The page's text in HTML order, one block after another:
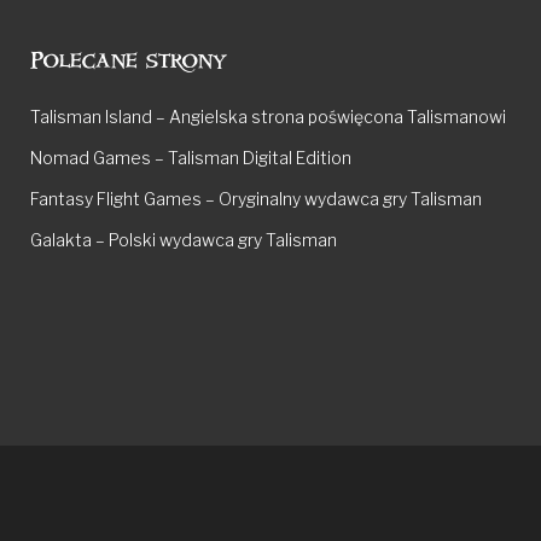
Polecane strony
Talisman Island – Angielska strona poświęcona Talismanowi
Nomad Games – Talisman Digital Edition
Fantasy Flight Games – Oryginalny wydawca gry Talisman
Galakta – Polski wydawca gry Talisman